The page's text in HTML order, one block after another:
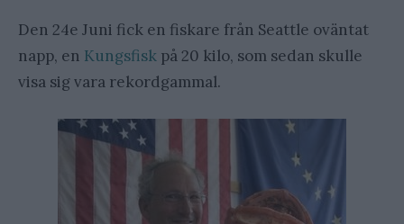
Den 24e Juni fick en fiskare från Seattle oväntat
napp, en Kungsfisk på 20 kilo, som sedan skulle
visa sig vara rekordgammal.